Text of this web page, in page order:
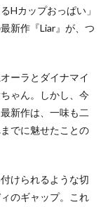
Hカップおっぱい」
新作『Liar』が、つ
ーラとダイナマイ
ゃん。しかし、今
新作は、一味も二
でに魅せたことの
けられるような切
のギャップ。これ